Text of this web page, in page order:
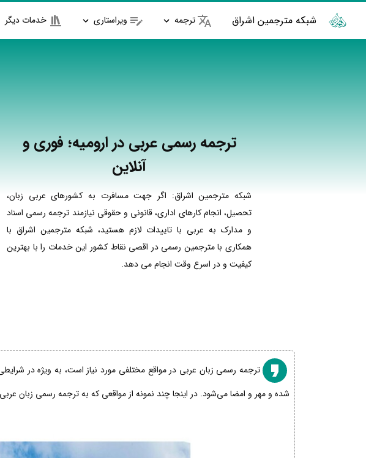
شبکه مترجمین اشراق ترجمه ویراستاری خدمات دیگر
ترجمه رسمی عربی در ارومیه؛ فوری و
آنلاین
شبکه مترجمین اشراق: اگر جهت مسافرت به کشورهای عربی زبان،
تحصیل، انجام کارهای اداری، قانونی و حقوقی نیازمند ترجمه رسمی اسناد
و مدارک به عربی با تاییدات لازم هستید، شبکه مترجمین اشراق با
همکاری با مترجمین رسمی در اقصی نقاط کشور این خدمات را با بهترین
کیفیت و در اسرع وقت انجام می دهد.
ترجمه رسمی زبان عربی در مواقع مختلفی مورد نیاز است، به ویژه در
شده و مهر و امضا می‌شود. در اینجا چند نمونه از مواقعی که به ترجمه رسمی زبان